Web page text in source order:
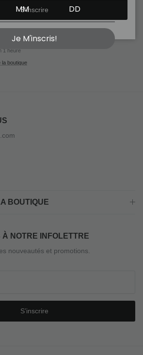
àLa foulée sportive
1 heure
la boutique
BOUTIQUE
À NOTRE INFOLETTRE
nouveautés et promotions.
S’inscrire
S’inscrire
Je M'inscris!